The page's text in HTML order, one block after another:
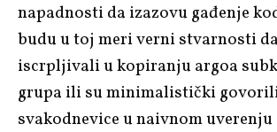
napadnosti da izazovu gađenje
budu u toj meri verni stvarnosti
iscrpljivali u kopiranju argoa
grupa ili su minimalistički
svakodnevice u naivnom uverenju